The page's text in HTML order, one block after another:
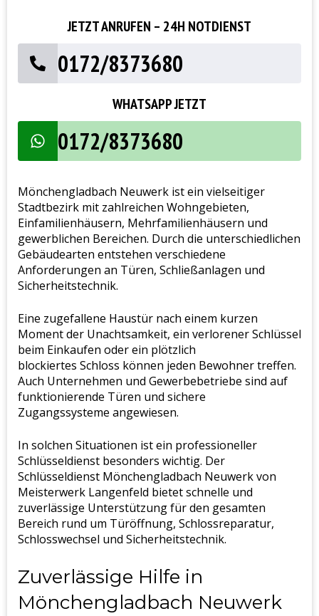
JETZT ANRUFEN – 24H NOTDIENST
0172/8373680
WHATSAPP JETZT
0172/8373680
Mönchengladbach Neuwerk ist ein vielseitiger
Stadtbezirk mit zahlreichen Wohngebieten,
Einfamilienhäusern, Mehrfamilienhäusern und
gewerblichen Bereichen. Durch die unterschiedlichen
Gebäudearten entstehen verschiedene
Anforderungen an Türen, Schließanlagen und
Sicherheitstechnik.
Eine zugefallene Haustür nach einem kurzen
Moment der Unachtsamkeit, ein verlorener Schlüssel
beim Einkaufen oder ein plötzlich
blockiertes Schloss können jeden Bewohner treffen.
Auch Unternehmen und Gewerbebetriebe sind auf
funktionierende Türen und sichere
Zugangssysteme angewiesen.
In solchen Situationen ist ein professioneller
Schlüsseldienst besonders wichtig. Der
Schlüsseldienst Mönchengladbach Neuwerk von
Meisterwerk Langenfeld bietet schnelle und
zuverlässige Unterstützung für den gesamten
Bereich rund um Türöffnung, Schlossreparatur,
Schlosswechsel und Sicherheitstechnik.
Zuverlässige Hilfe in
Mönchengladbach Neuwerk